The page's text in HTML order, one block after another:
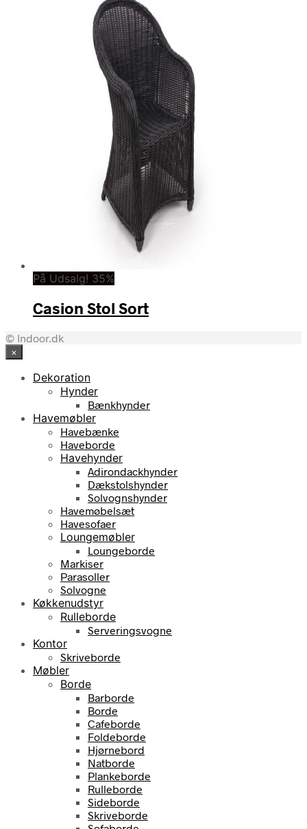
På Udsalg! 35%
Casion Stol Sort
© Indoor.dk
×
Dekoration
Hynder
Bænkhynder
Havemøbler
Havebænke
Haveborde
Havehynder
Adirondackhynder
Dækstolshynder
Solvognshynder
Havemøbelsæt
Havesofaer
Loungemøbler
Loungeborde
Markiser
Parasoller
Solvogne
Køkkenudstyr
Rulleborde
Serveringsvogne
Kontor
Skriveborde
Møbler
Borde
Barborde
Borde
Cafeborde
Foldeborde
Hjørnebord
Natborde
Plankeborde
Rulleborde
Sideborde
Skriveborde